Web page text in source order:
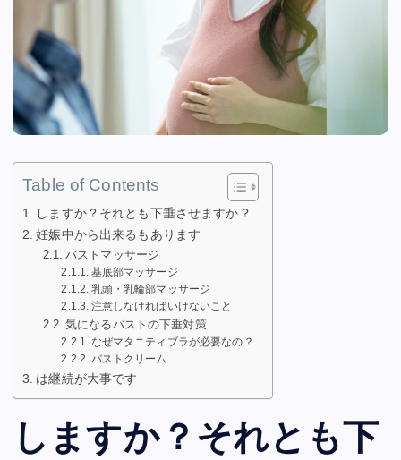
Table of Contents
しますか？それとも下垂させますか？
妊娠中から出来るもあります
バストマッサージ
基底部マッサージ
乳頭・乳輪部マッサージ
注意しなければいけないこと
気になるバストの下垂対策
なぜマタニティブラが必要なの？
バストクリーム
は継続が大事です
しますか？それとも下